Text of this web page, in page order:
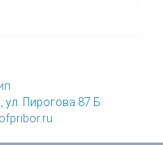
Пирогова 87 Б